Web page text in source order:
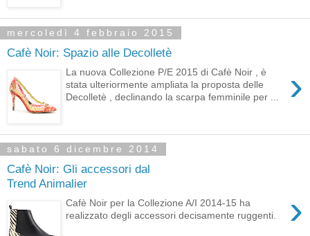
mercoledì 4 febbraio 2015
Cafè Noir: Spazio alle Decolletè
›
La nuova Collezione P/E 2015 di Cafè Noir , è
stata ulteriormente ampliata la proposta delle
Decolletè , declinando la scarpa femminile per ...
sabato 6 dicembre 2014
Cafè Noir: Gli accessori dal
Trend Animalier
›
Cafè Noir per la Collezione A/I 2014-15 ha
realizzato degli accessori decisamente ruggenti.